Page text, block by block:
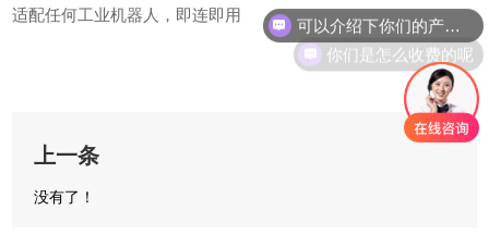
适配任何工业机器人，即连即用
上一条
没有了！
可以介绍下你们的产品么
你们是怎么收费的呢